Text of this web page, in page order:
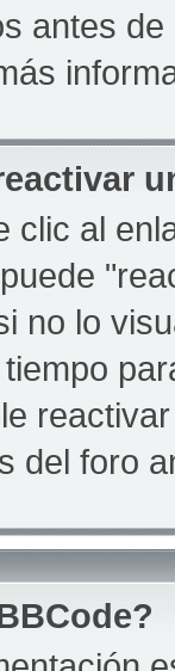
antes
clic al
no lo
del foro